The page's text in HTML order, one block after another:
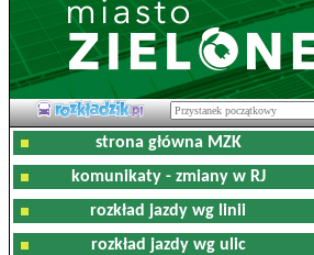
strona główna MZK
komunikaty - zmiany w RJ
rozkład jazdy wg linii
rozkład jazdy wg ulic